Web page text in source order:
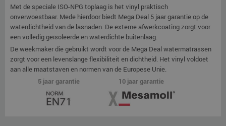
Met de speciale ISO-NPG toplaag is het vinyl praktisch
onverwoestbaar. Mede hierdoor biedt Mega Deal 5 jaar garantie op de
waterdichtheid van de lasnaden. De externe afwerkcoating zorgt voor
een volledig geïsoleerde en waterdichte buitenlaag.
De weekmaker die gebruikt wordt voor de Mega Deal watermatrassen
zorgt voor een levenslange flexibiliteit en dichtheid. Het vinyl voldoet
aan alle maatstaven en normen van de Europese Unie.
5 jaar garantie
10 jaar garantie